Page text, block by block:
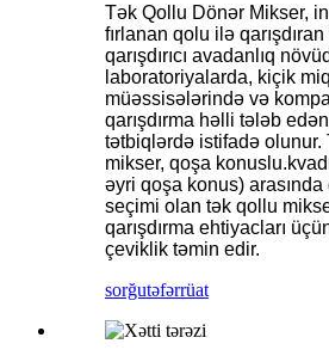
Tək Qollu Dönər Mikser,
fırlanan qolu ilə qarışdıran
qarışdırıcı avadanlıq
laboratoriyalarda, kiçik
müəssisələrində və
qarışdırma həlli tələb
tətbiqlərdə istifadə olunur.
mikser, qoşa
əyri qoşa konus)
seçimi olan tək qollu
qarışdırma ehtiyacları
çeviklik təmin edir.
sorğutəfərrüat